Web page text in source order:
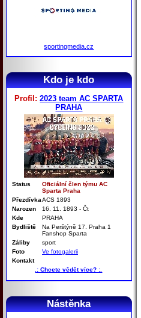
sportingmedia.cz
Kdo je kdo
Profil:2023 team AC SPARTA
PRAHA
Status
Oficiální člen týmu AC
Sparta Praha
PřezdívkaACS 1893
Narozen
16. 11. 1893 - Čt
Kde
PRAHA
Bydliště
Na Perštýně 17. Praha 1
Fanshop Sparta
Záliby
sport
Foto
Ve fotogalerii
Kontakt
.: Chcete vědět více? :.
Nástěnka